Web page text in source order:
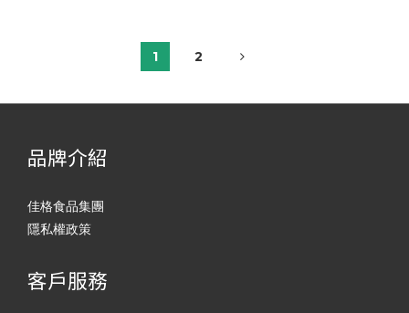
1 2
品牌介紹
佳格食品集團
隱私權政策
客戶服務